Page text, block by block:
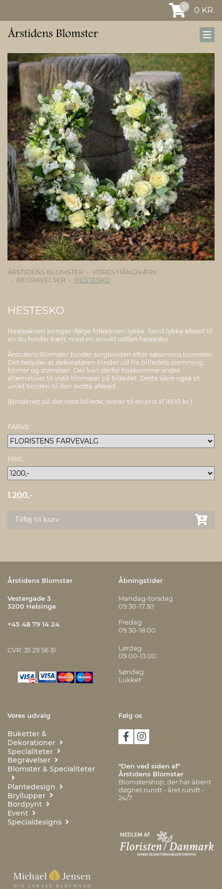
0 0 KR.
ÅRSTIDENS BLOMSTER
VORES HÅNDVÆRK
BEGRAVELSER
HESTESKO
HESTESKO
Hesteskoen bringer ifølge folketroen lykke. Send lykke afsted til
en du holder kært, med en smukt udført hestesko.
Årstidens Blomster binder sorgbinderi efter sæsonens blomster.
Det betyder at dekoratøren binder ud fra billedets stemning,
former og størrelser. Der kan derfor forekomme andre
alternativer til viste blomster på billedet. Dette sikre også et
unikt binderi til den sidste afsked.
(Binderiet på det viste billede, svarer til en pris af 1600 kr.)
FARVE:
PRIS:
1.200,-
Tilføj til kurv
Årstidens Blomster
Vestergade 3
3200 Helsinge
+45 48 79 14 24
CVR: 35 29 56 31
Åbningstider
Mandag-torsdag
09.30-17.30
Fredag
09.30-18.00
Lørdag
09.00-13.00
Søndag
Lukket
Vores udvalg
Buketter &
Dekorationer
Specialiteter
Begravelser
Blomster & Specialiteter
Plantedesign
Bryllupper
Bordpynt
Event
Specialdesigns
Følg os
"Den ved siden af"
Årstidens Blomster
Blomstershop, der har åbent
døgnet rundt - året rundt -
24/7